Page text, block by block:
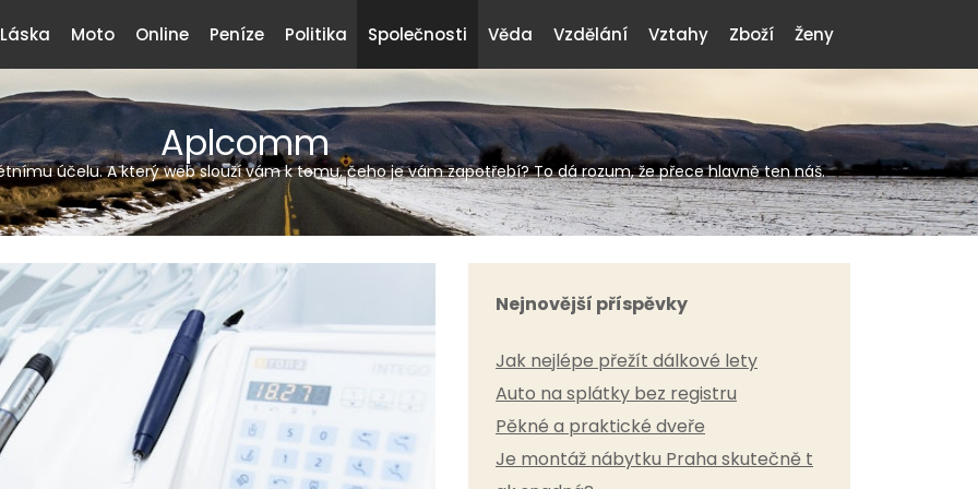
Láska Moto Online Peníze Politika Společnosti Věda Vzdělání Vztahy Zboží Ženy
Aplcomm
účelu. A který web slouží vám k tomu, čeho je vám zapotřebí? To dá rozum, že přece hlavně ten náš.
Nejnovější příspěvky
Jak nejlépe přežít dálkové lety
Auto na splátky bez registru
Pěkné a praktické dveře
Je montáž nábytku Praha skutečně t